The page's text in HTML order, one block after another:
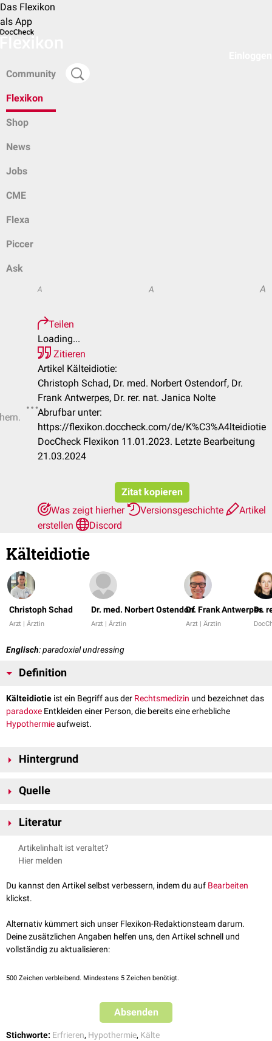
Das Flexikon
als App
Community
Flexikon
Shop
News
Jobs
CME
Flexa
Piccer
Ask
A A A
Teilen
Loading...
Zitieren
Artikel Kälteidiotie:
Christoph Schad, Dr. med. Norbert Ostendorf, Dr.
Frank Antwerpes, Dr. rer. nat. Janica Nolte
Abrufbar unter:
https://flexikon.doccheck.com/de/K%C3%A4lteidiotie
DocCheck Flexikon 11.01.2023. Letzte Bearbeitung
21.03.2024
Zitat kopieren
Was zeigt hierher
Versionsgeschichte
Artikel
erstellen
Discord
Kälteidiotie
Christoph Schad
Arzt | Ärztin
Dr. med. Norbert Ostendorf
Arzt | Ärztin
Dr. Frank Antwerpes
Arzt | Ärztin
Dr.
Englisch: paradoxial undressing
Definition
Kälteidiotie ist ein Begriff aus der Rechtsmedizin und bezeichnet das
paradoxe Entkleiden einer Person, die bereits eine erhebliche
Hypothermieaufweist.
Hintergrund
peripheren
Gefäße, um lebenswichtige
Körpertemperatur
zum Einstrom in die unterkühlten
subjektives Hitzegefühl
, was sie zum Entkleiden bewegt. Es ist der
Person in diesem Stadium nicht mehr möglich, sich selbst zu helfen, da
aufweist.
In Kombination mit der Kälteidiotie zeigen die Betroffenen oft zusätzlich
Quelle
phenomenon of lethal hypothermia
Literatur
Mußhoff et al., Basiswissen Rechtsmedizin, Deutschland, Springer
Berlin Heidelberg, 2007
Artikelinhalt ist veraltet?
Hier melden
Du kannst den Artikel selbst verbessern, indem du auf Bearbeiten
klickst.
Alternativ kümmert sich unser Flexikon-Redaktionsteam darum.
Deine zusätzlichen Angaben helfen uns, den Artikel schnell und
vollständig zu aktualisieren:
500 Zeichen verbleibend. Mindestens 5 Zeichen benötigt.
Absenden
Stichworte: Erfrieren, Hypothermie, Kälte